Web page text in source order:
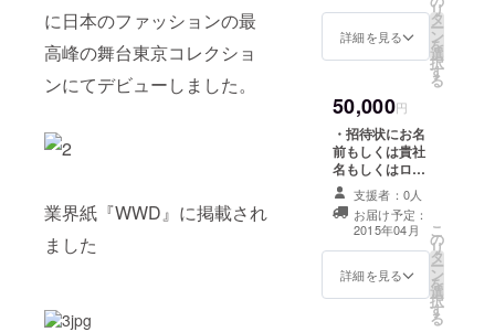
に日本のファッションの最
高峰の舞台東京コレクショ
ンにてデビューしました。
業界紙『WWD』に掲載され
ました
発送予定） ・品
質表示にパトロ
入れた限定Tシャ
M、L、XL、4月
発送予定） ・
ショーのDVD ・
直筆のお礼状
詳細を見る
リ
タ
ー
ン
を
選
択
す
る
50,000円
・招待状にお名
前もしくは貴社
名もしくはロゴ
を協賛として掲
載（2015年3月
16日から21日の
間で渋谷にて開
催） ・当日プレ
スリリースにお
支援者：0人
お届け予定：
2015年04月
詳細を見る
こ
の
リ
タ
ー
ン
を
選
択
す
る